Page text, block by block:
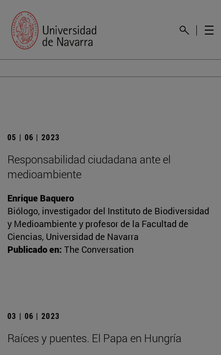
05 | 06 | 2023
Responsabilidad ciudadana ante el
medioambiente
Enrique Baquero
Biólogo, investigador del Instituto de Biodiversidad
y Medioambiente y profesor de la Facultad de
Ciencias, Universidad de Navarra
Publicado en: The Conversation
03 | 06 | 2023
Raíces y puentes. El Papa en Hungría